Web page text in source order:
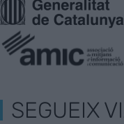
SEGUEIX